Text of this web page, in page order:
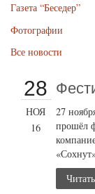
Газета “Беседер”
Фотографии
Все новости
28
НОЯ
16
27
прошёл